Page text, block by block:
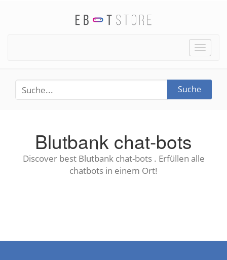
Toggle
Suche
Blutbank chat-bots
Discover best Blutbank chat-bots . Erfüllen alle
chatbots in einem Ort!